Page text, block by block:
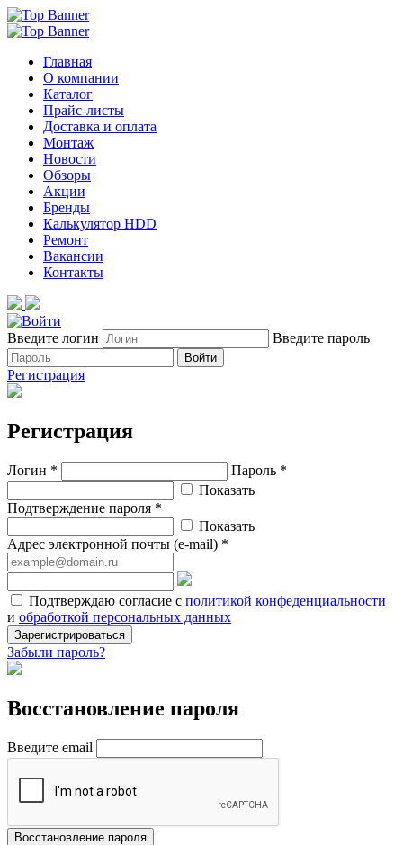
Главная
О компании
Каталог
Прайс-листы
Доставка и оплата
Монтаж
Новости
Обзоры
Акции
Бренды
Калькулятор HDD
Ремонт
Вакансии
Контакты
Введите логин Введите пароль
Войти
Регистрация
Регистрация
Логин *
Пароль *
Показать
Подтверждение пароля *
Показать
Адрес электронной почты (e-mail) *
Подтверждаю согласие с политикой конфеденциальности
и обработкой персональных данных
Зарегистрироваться
Забыли пароль?
Восстановление пароля
Введите email
Восстановление пароля